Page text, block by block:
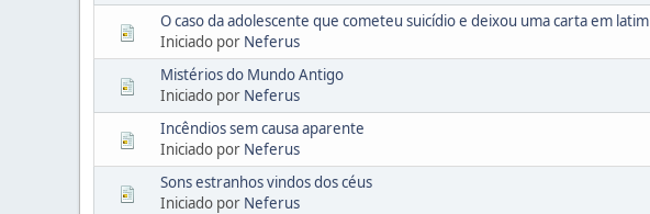
O caso da adolescente que cometeu suicídio e deixou uma carta em latim
Iniciado por Neferus
Mistérios do Mundo Antigo
Iniciado por Neferus
Incêndios sem causa aparente
Iniciado por Neferus
Sons estranhos vindos dos céus
Iniciado por Neferus